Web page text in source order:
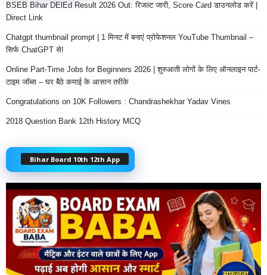
BSEB Bihar DElEd Result 2026 Out: रिजल्ट जारी, Score Card डाउनलोड करें |
Direct Link
Chatgpt thumbnail prompt | 1 मिनट में बनाएं प्रोफेशनल YouTube Thumbnail –
सिर्फ ChatGPT से!
Online Part-Time Jobs for Beginners 2026 | शुरुआती लोगों के लिए ऑनलाइन पार्ट-
टाइम जॉब्स – घर बैठे कमाई के आसान तरीके
Congratulations on 10K Followers : Chandrashekhar Yadav Vines
2018 Question Bank 12th History MCQ
Bihar Board 10th 12th App